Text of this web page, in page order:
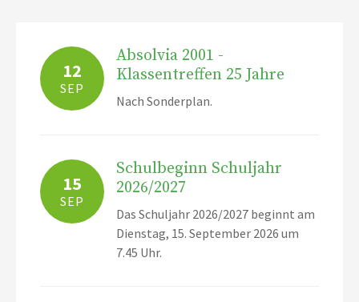
12
SEP
Absolvia 2001 -
Klassentreffen 25 Jahre
Nach Sonderplan.
15
SEP
Schulbeginn Schuljahr
2026/2027
Das Schuljahr 2026/2027 beginnt am
Dienstag, 15. September 2026 um
7.45 Uhr.